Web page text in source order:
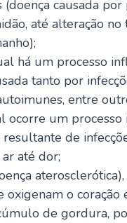
(doença causada
até alteração
há um processo
tanto por
entre
ocorre um
de
até dor;
oxigenam o
de gordura,